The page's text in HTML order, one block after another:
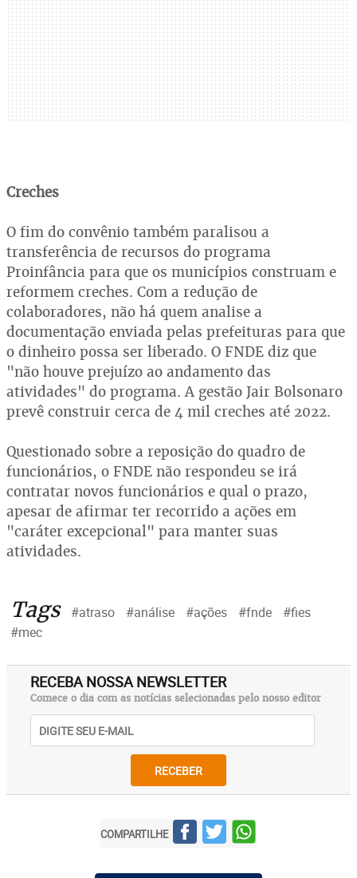
Creches
O fim do convênio também paralisou a
transferência de recursos do programa
Proinfância para que os municípios construam e
reformem creches. Com a redução de
colaboradores, não há quem analise a
documentação enviada pelas prefeituras para que
o dinheiro possa ser liberado. O FNDE diz que
"não houve prejuízo ao andamento das
atividades" do programa. A gestão Jair Bolsonaro
prevê construir cerca de 4 mil creches até 2022.
Questionado sobre a reposição do quadro de
funcionários, o FNDE não respondeu se irá
contratar novos funcionários e qual o prazo,
apesar de afirmar ter recorrido a ações em
"caráter excepcional" para manter suas
atividades.
Tags #atraso #análise #ações #fnde
#fies
#mec
RECEBA NOSSA NEWSLETTER
Comece o dia com as notícias selecionadas pelo nosso editor
RECEBER
COMPARTILHE